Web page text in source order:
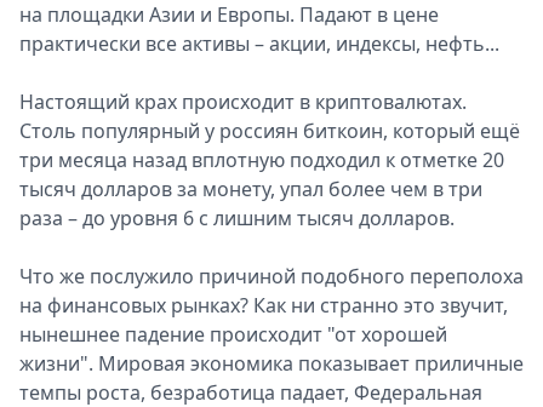
на площадки Азии и Европы. Падают в цене
практически все активы – акции, индексы, нефть...
Настоящий крах происходит в криптовалютах.
Столь популярный у россиян биткоин, который ещё
три месяца назад вплотную подходил к отметке 20
тысяч долларов за монету, упал более чем в три
раза – до уровня 6 с лишним тысяч долларов.
Что же послужило причиной подобного переполоха
на финансовых рынках? Как ни странно это звучит,
нынешнее падение происходит "от хорошей
жизни". Мировая экономика показывает приличные
темпы роста, безработица падает, Федеральная